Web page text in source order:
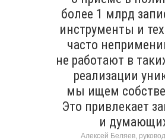
более 1 млрд
инструменты и
часто
не работают в
реализации
мы ищем
Это привлекает
и
Алексей Беляев,